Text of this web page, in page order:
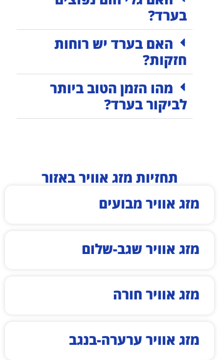
בערד?
האם בערד יש רוחות
חזקות?
מהו הזמן הטוב ביותר
לביקור בערד?
תחזיות מזג אוויר באזור
מזג אוויר מבועים
מזג אוויר שגב-שלום
מזג אוויר חורה
מזג אוויר ערערה-בנגב